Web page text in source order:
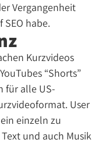
Vergangenheit
habe.
Kurzvideos
“Shorts”
für alle US-
User
einzeln zu
und auch Musik